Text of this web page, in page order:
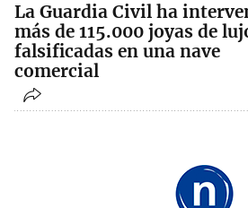
La Guardia Civil ha
más de 115.000 joyas de
falsificadas en una nave
comercial